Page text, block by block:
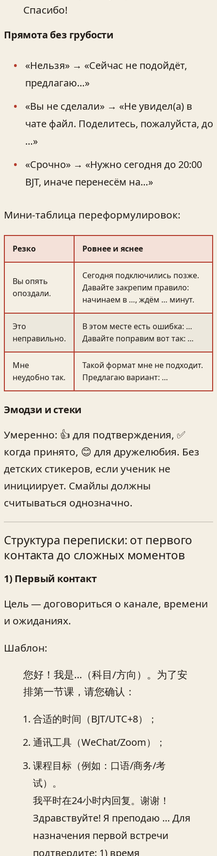
Спасибо!
Прямота без грубости
«Нельзя» → «Сейчас не подойдёт,
предлагаю…»
«Вы не сделали» → «Не увидел(а) в
чате файл. Поделитесь, пожалуйста, до
…»
«Срочно» → «Нужно сегодня до 20:00
BJT, иначе перенесём на…»
Мини-таблица переформулировок:
Резко Ровнее и яснее
Вы опять
опоздали.
Сегодня подключились позже.
Давайте закрепим правило:
начинаем в …, ждём … минут.
Это
неправильно.
В этом месте есть ошибка: …
Давайте поправим вот так: …
Мне
неудобно так.
Такой формат мне не подходит.
Предлагаю вариант: …
Эмодзи и стеки
Умеренно: 👍 для подтверждения, ✅
когда принято, 😊 для дружелюбия. Без
детских стикеров, если ученик не
инициирует. Смайлы должны
считываться однозначно.
Структура переписки: от первого
контакта до сложных моментов
1) Первый контакт
Цель — договориться о канале, времени
и ожиданиях.
Шаблон:
您好！我是…（科目/方向）。为了安
排第一节课，请您确认：
合适的时间（BJT/UTC+8）；
通讯工具（WeChat/Zoom）；
课程目标（例如：口语/商务/考
试）。
我平时在24小时内回复。谢谢！
Здравствуйте! Я преподаю … Для
назначения первой встречи
подтвердите: 1) время